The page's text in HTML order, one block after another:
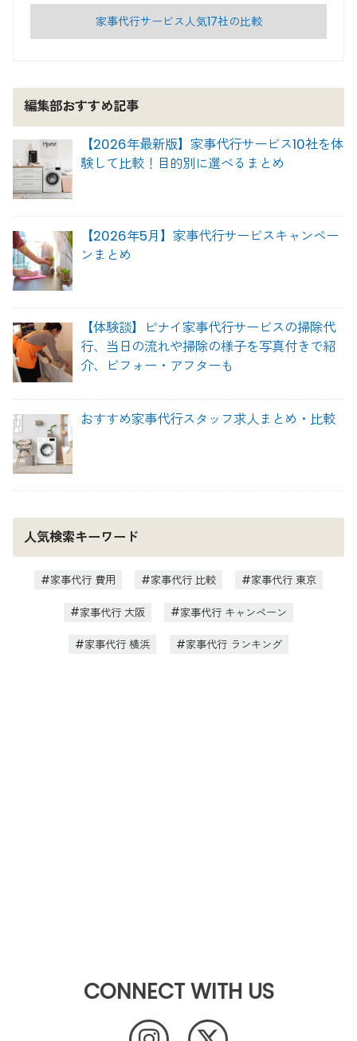
家事代行サービス人気17社の比較
編集部おすすめ記事
【2026年最新版】家事代行サービス10社を体
験して比較！目的別に選べるまとめ
【2026年5月】家事代行サービスキャンペー
ンまとめ
【体験談】ピナイ家事代行サービスの掃除代
行、当日の流れや掃除の様子を写真付きで紹
介、ビフォー・アフターも
おすすめ家事代行スタッフ求人まとめ・比較
人気検索キーワード
家事代行 費用 家事代行 比較 家事代行 東京
家事代行 大阪 家事代行 キャンペーン
家事代行 横浜 家事代行 ランキング
CONNECT WITH US